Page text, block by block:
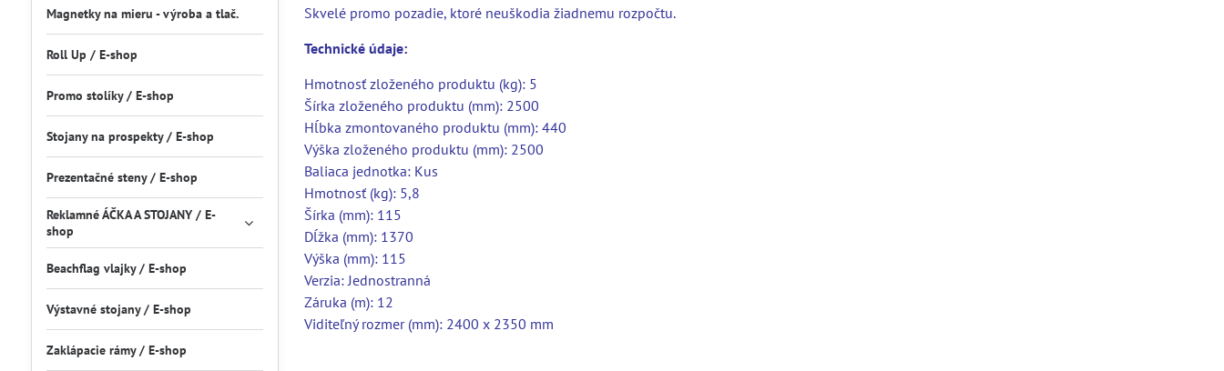
Skvelé promo pozadie, ktoré neuškodia žiadnemu rozpočtu.
Technické údaje:
Hmotnosť zloženého produktu (kg): 5
Šírka zloženého produktu (mm): 2500
Hĺbka zmontovaného produktu (mm): 440
Výška zloženého produktu (mm): 2500
Baliaca jednotka: Kus
Hmotnosť (kg): 5,8
Šírka (mm): 115
Dĺžka (mm): 1370
Výška (mm): 115
Verzia: Jednostranná
Záruka (m): 12
Viditeľný rozmer (mm): 2400 x 2350 mm
Magnetky na mieru - výroba a tlač.
Roll Up / E-shop
Promo stolíky / E-shop
Stojany na prospekty / E-shop
Prezentačné steny / E-shop
Reklamné ÁČKA A STOJANY / E-
shop
Beachflag vlajky / E-shop
Výstavné stojany / E-shop
Zaklápacie rámy / E-shop